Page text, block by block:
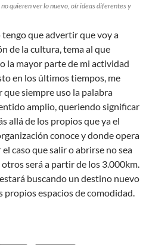
quieren ver lo nuevo, oír ideas diferentes y
que advertir que voy a
de la cultura, tema al que
la mayor parte de mi actividad
en los últimos tiempos, me
siempre uso la palabra
amplio, queriendo significar
allá de los propios que ya el
conoce y donde opera
caso que salir o abrirse no sea
será a partir de los 3.000km.
buscando un destino nuevo
propios espacios de comodidad.
DEL YO MISMO EN LA